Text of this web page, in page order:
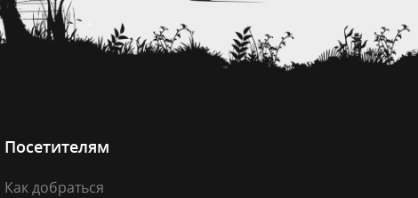
Посетителям
Как добраться